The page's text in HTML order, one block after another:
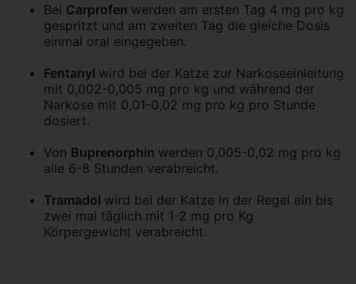
Bei Carprofen werden am ersten Tag 4 mg pro kg
gespritzt und am zweiten Tag die gleiche Dosis
einmal oral eingegeben.
Fentanyl wird bei der Katze zur Narkoseeinleitung
mit 0,002-0,005 mg pro kg und während der
Narkose mit 0,01-0,02 mg pro kg pro Stunde
dosiert.
Von Buprenorphin werden 0,005-0,02 mg pro kg
alle 6-8 Stunden verabreicht.
Tramadol wird bei der Katze in der Regel ein bis
zwei mal täglich mit 1-2 mg pro Kg
Körpergewicht verabreicht.